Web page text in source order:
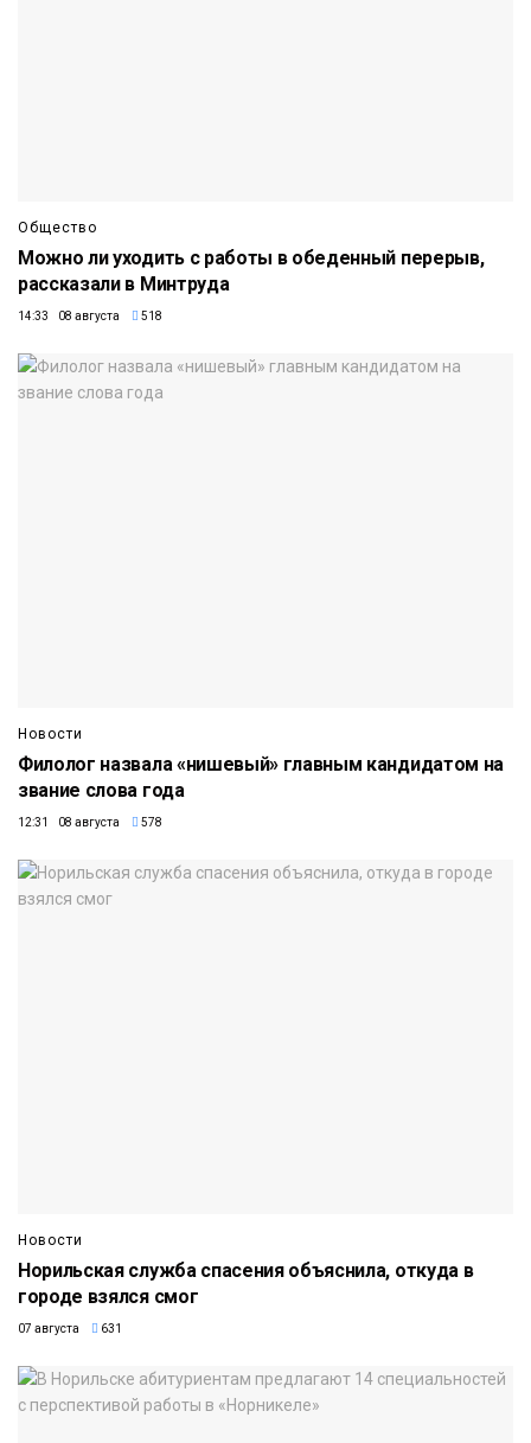
Общество
Можно ли уходить с работы в обеденный перерыв,
рассказали в Минтруда
14:33 08 августа 518
Новости
Филолог назвала «нишевый» главным кандидатом на
звание слова года
12:31 08 августа 578
Новости
Норильская служба спасения объяснила, откуда в
городе взялся смог
07 августа 631